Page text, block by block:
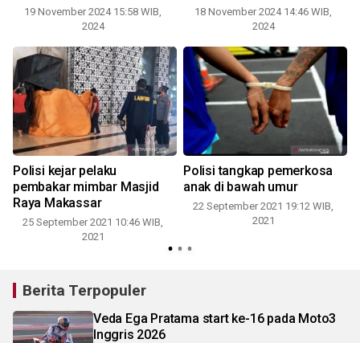
19 November 2024 15:58 WIB,
2024
18 November 2024 14:46 WIB,
2024
Polisi kejar pelaku
pembakar mimbar Masjid
Raya Makassar
25 September 2021 10:46 WIB,
2021
Polisi tangkap pemerkosa
anak di bawah umur
22 September 2021 19:12 WIB,
2021
Berita Terpopuler
Veda Ega Pratama start ke-16 pada Moto3
Inggris 2026